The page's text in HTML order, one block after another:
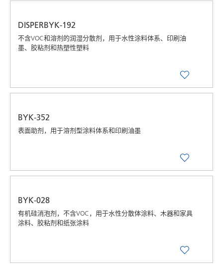
DISPERBYK-192
不含VOC和溶剂的润湿分散剂，用于水性涂料体系、印刷油
墨、胶粘剂和热塑性塑料
BYK-352
表面助剂，用于溶剂型涂料体系和印刷油墨
BYK-028
有机硅消泡剂，不含VOC，用于水性分散体涂料、木器和家具
涂料、胶粘剂和纸张涂料